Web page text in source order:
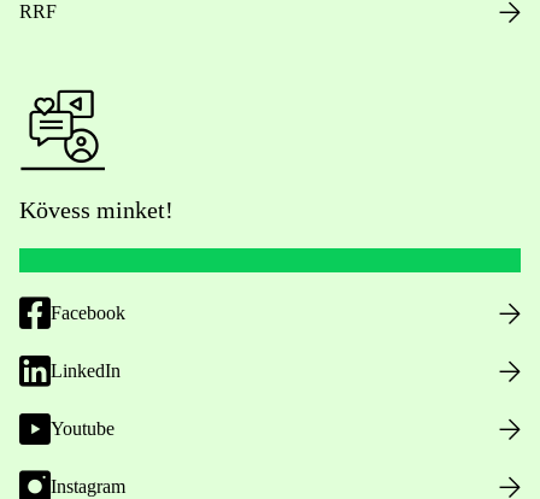
RRF
Kövess minket!
Facebook
LinkedIn
Youtube
Instagram